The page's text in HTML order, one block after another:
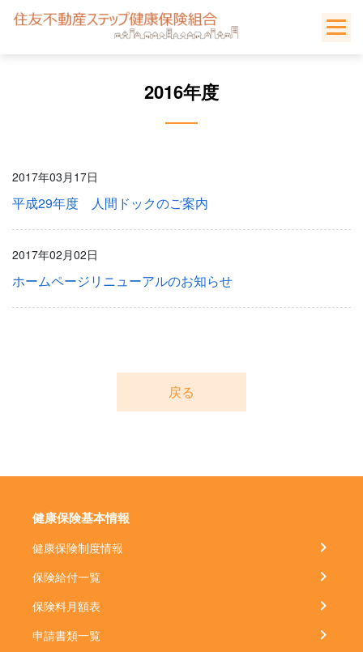
Skip
2016年度
2017年03月17日
平成29年度 人間ドックのご案内
2017年02月02日
ホームページリニューアルのお知らせ
戻る
健康保険基本情報
健康保険制度情報
保険給付一覧
保険料月額表
申請書類一覧